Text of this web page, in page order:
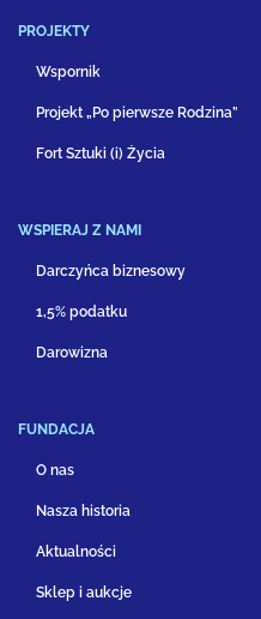
PROJEKTY
Wspornik
Projekt „Po pierwsze Rodzina”
Fort Sztuki (i) Życia
WSPIERAJ Z NAMI
Darczyńca biznesowy
1,5% podatku
Darowizna
FUNDACJA
O nas
Nasza historia
Aktualności
Sklep i aukcje